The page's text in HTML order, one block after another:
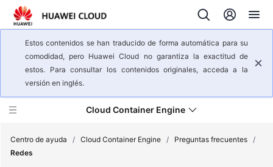
Estos contenidos se han traducido de forma automática para su
comodidad, pero Huawei Cloud no garantiza la exactitud de
estos. Para consultar los contenidos originales, acceda a la
versión en inglés.
Cloud Container Engine
Centro de ayuda / Cloud Container Engine / Preguntas frecuentes /
Redes